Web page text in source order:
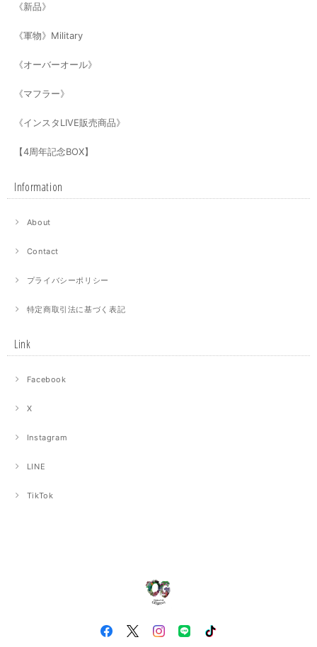
《新品》
《軍物》Military
《オーバーオール》
《マフラー》
《インスタLIVE販売商品》
【4周年記念BOX】
Information
About
Contact
プライバシーポリシー
特定商取引法に基づく表記
Link
Facebook
X
Instagram
LINE
TikTok